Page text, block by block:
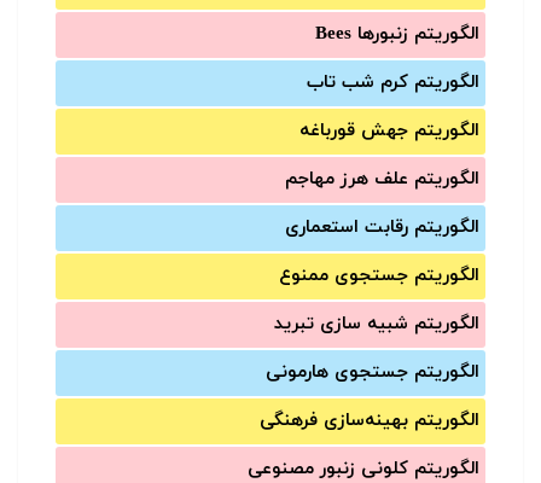
الگوریتم زنبورها Bees
الگوریتم کرم شب تاب
الگوریتم جهش قورباغه
الگوریتم علف هرز مهاجم
الگوریتم رقابت استعماری
الگوریتم جستجوی ممنوع
الگوریتم شبیه سازی تبرید
الگوریتم جستجوی هارمونی
الگوریتم بهینه‌سازی فرهنگی
الگوریتم کلونی زنبور مصنوعی